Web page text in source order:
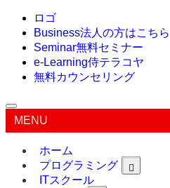
ロゴ
Business法人の方はこちら
Seminar無料セミナー
e-Learning侍テラコヤ
無料カウンセリング
MENU
ホーム
プログラミング
ITスクール